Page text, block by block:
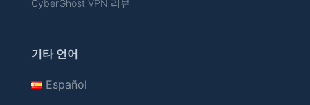
CyberGhost VPN 리뷰
기타 언어
Español